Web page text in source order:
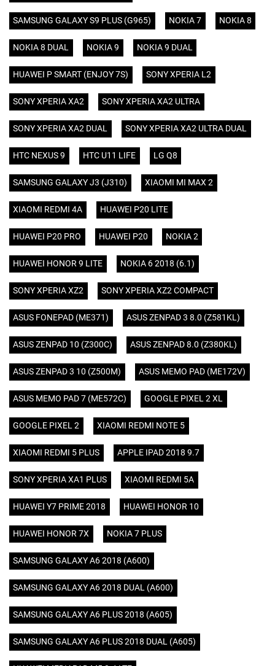
SAMSUNG GALAXY S9 PLUS (G965) NOKIA 7 NOKIA 8
NOKIA 8 DUAL NOKIA 9 NOKIA 9 DUAL
HUAWEI P SMART (ENJOY 7S) SONY XPERIA L2
SONY XPERIA XA2 SONY XPERIA XA2 ULTRA
SONY XPERIA XA2 DUAL SONY XPERIA XA2 ULTRA DUAL
HTC NEXUS 9 HTC U11 LIFE LG Q8
SAMSUNG GALAXY J3 (J310) XIAOMI MI MAX 2
XIAOMI REDMI 4A HUAWEI P20 LITE
HUAWEI P20 PRO HUAWEI P20 NOKIA 2
HUAWEI HONOR 9 LITE NOKIA 6 2018 (6.1)
SONY XPERIA XZ2 SONY XPERIA XZ2 COMPACT
ASUS FONEPAD (ME371) ASUS ZENPAD 3 8.0 (Z581KL)
ASUS ZENPAD 10 (Z300C) ASUS ZENPAD 8.0 (Z380KL)
ASUS ZENPAD 3 10 (Z500M) ASUS MEMO PAD (ME172V)
ASUS MEMO PAD 7 (ME572C) GOOGLE PIXEL 2 XL
GOOGLE PIXEL 2 XIAOMI REDMI NOTE 5
XIAOMI REDMI 5 PLUS APPLE IPAD 2018 9.7
SONY XPERIA XA1 PLUS XIAOMI REDMI 5A
HUAWEI Y7 PRIME 2018 HUAWEI HONOR 10
HUAWEI HONOR 7X NOKIA 7 PLUS
SAMSUNG GALAXY A6 2018 (A600)
SAMSUNG GALAXY A6 2018 DUAL (A600)
SAMSUNG GALAXY A6 PLUS 2018 (A605)
SAMSUNG GALAXY A6 PLUS 2018 DUAL (A605)